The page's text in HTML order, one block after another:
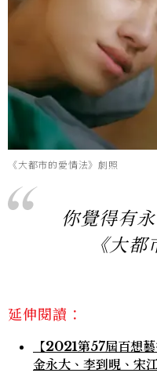
《大都市的愛情法》劇照
你覺得有
《大都
延伸閱讀：
【2021第57屆百想
金永大、李到晛、宋